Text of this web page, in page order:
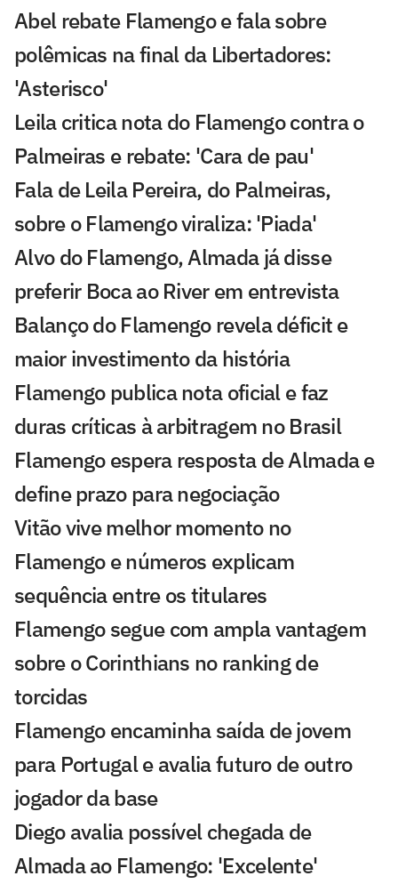
Abel rebate Flamengo e fala sobre
polêmicas na final da Libertadores:
'Asterisco'
Leila critica nota do Flamengo contra o
Palmeiras e rebate: 'Cara de pau'
Fala de Leila Pereira, do Palmeiras,
sobre o Flamengo viraliza: 'Piada'
Alvo do Flamengo, Almada já disse
preferir Boca ao River em entrevista
Balanço do Flamengo revela déficit e
maior investimento da história
Flamengo publica nota oficial e faz
duras críticas à arbitragem no Brasil
Flamengo espera resposta de Almada e
define prazo para negociação
Vitão vive melhor momento no
Flamengo e números explicam
sequência entre os titulares
Flamengo segue com ampla vantagem
sobre o Corinthians no ranking de
torcidas
Flamengo encaminha saída de jovem
para Portugal e avalia futuro de outro
jogador da base
Diego avalia possível chegada de
Almada ao Flamengo: 'Excelente'